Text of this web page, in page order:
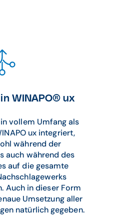
in WINAPO® ux
vollem Umfang als
ux integriert,
während der
auch während des
auf die gesamte
Auch in dieser Form
Umsetzung aller
natürlich gegeben.